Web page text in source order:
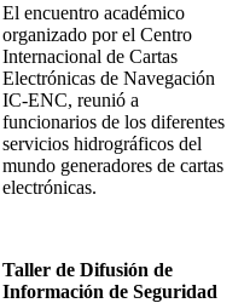
El encuentro académico
organizado por el Centro
Internacional de Cartas
Electrónicas de Navegación
IC-ENC, reunió a
funcionarios de los diferentes
servicios hidrográficos del
mundo generadores de cartas
electrónicas.
Taller de Difusión de
Información de Seguridad